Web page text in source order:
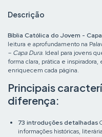
Descrição
Bíblia Católica do Jovem -
leitura e aprofundamento na
– Capa Dura. Ideal para jovens
forma clara, prática e inspiradora,
enriquecem cada página.
Principais
diferença:
73 introduções detalhadas
informações históricas,